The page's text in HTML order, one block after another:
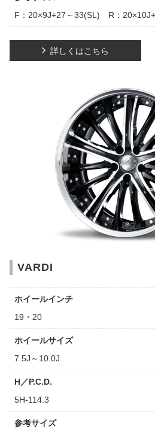
F：20×9J+27～33(SL) R：
詳しくはこちら
VARDI
ホイールインチ
19・20
ホイールサイズ
7.5J～10.0J
H／P.C.D.
5H-114.3
参考サイズ